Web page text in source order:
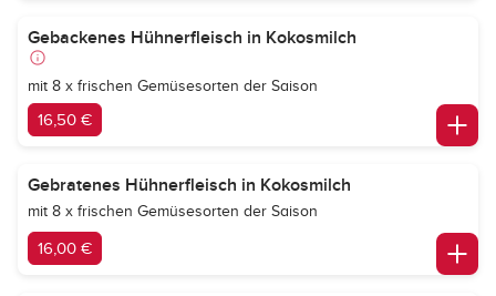
Gebackenes Hühnerfleisch in Kokosmilch
mit 8 x frischen Gemüsesorten der Saison
16,50 €
Gebratenes Hühnerfleisch in Kokosmilch
mit 8 x frischen Gemüsesorten der Saison
16,00 €